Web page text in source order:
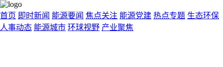
首页 即时新闻 能源要闻 焦点关注 能源党建 热点专题 生态环保
人事动态 能源城市 环球视野 产业聚焦